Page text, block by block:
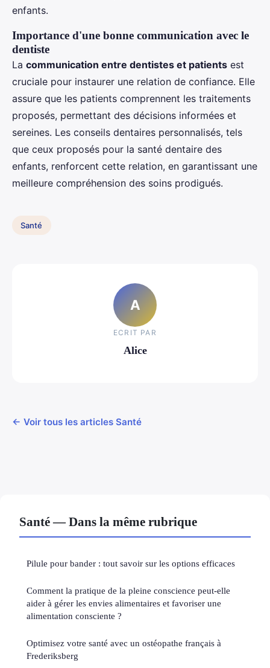
enfants.
Importance d'une bonne communication avec le
dentiste
La communication entre dentistes et patients est
cruciale pour instaurer une relation de confiance. Elle
assure que les patients comprennent les traitements
proposés, permettant des décisions informées et
sereines. Les conseils dentaires personnalisés, tels
que ceux proposés pour la santé dentaire des
enfants, renforcent cette relation, en garantissant une
meilleure compréhension des soins prodigués.
Santé
A
ECRIT PAR
Alice
← Voir tous les articles Santé
Santé — Dans la même rubrique
Pilule pour bander : tout savoir sur les options efficaces
Comment la pratique de la pleine conscience peut-elle
aider à gérer les envies alimentaires et favoriser une
alimentation consciente ?
Optimisez votre santé avec un ostéopathe français à
Frederiksberg